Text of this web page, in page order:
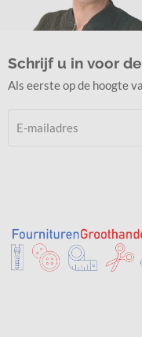
Schrijf u in voor
Als eerste op de hoogte